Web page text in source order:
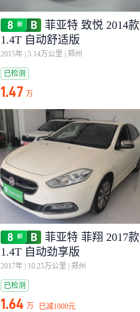
菲亚特 致悦 2014款
1.4T 自动舒适版
2015年 5.14万公里 郑州
已检测
1.47 万
菲亚特 菲翔 2017款
1.4T 自动劲享版
2017年 10.25万公里 郑州
已检测
1.64 万 已减1000元